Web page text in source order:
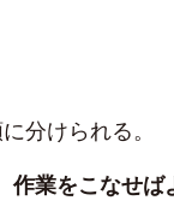
分けられる。
作業をこなせば